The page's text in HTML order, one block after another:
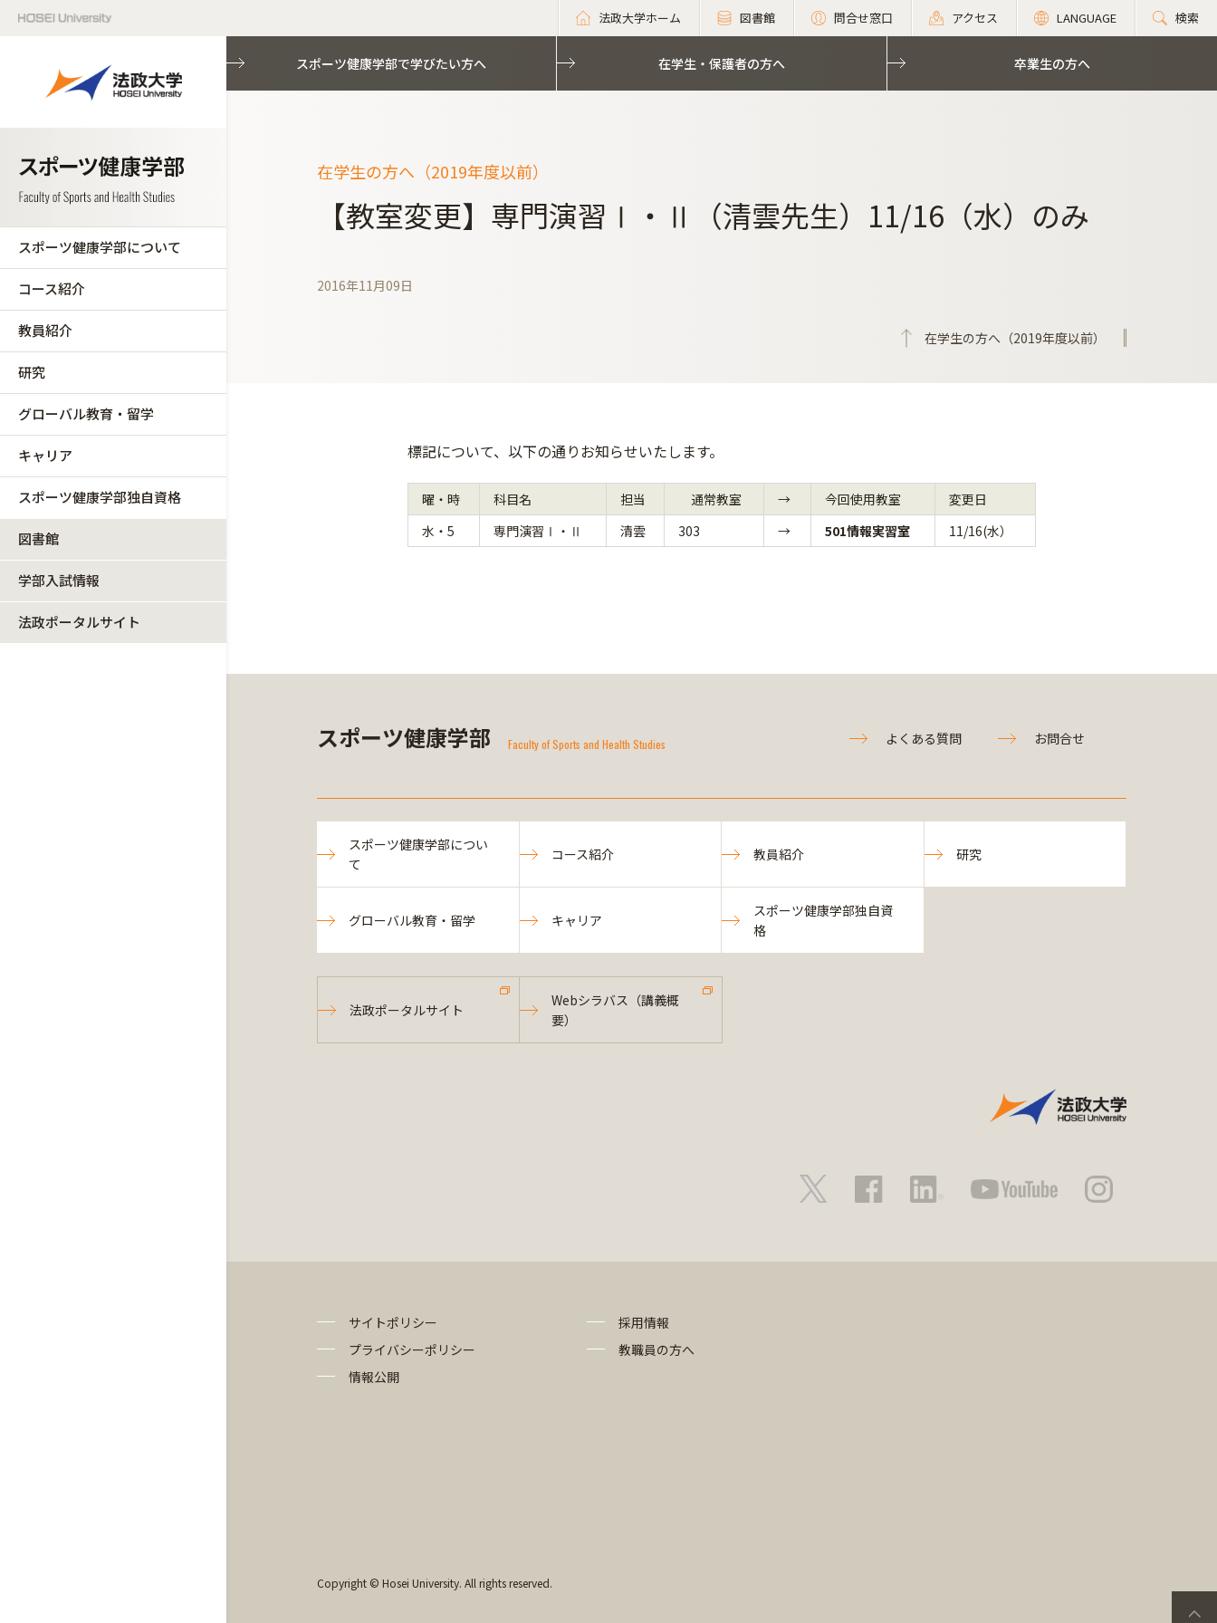
法政大学ホーム 図書館 問合せ窓口 アクセス LANGUAGE 検索
スポーツ健康学部について
コース紹介
教員紹介
研究
グローバル教育・留学
キャリア
スポーツ健康学部独自資格
図書館
学部入試情報
法政ポータルサイト
スポーツ健康学部で学びたい方へ 在学生・保護者の方へ 卒業生の方へ
在学生の方へ（2019年度以前）
【教室変更】専門演習Ⅰ・Ⅱ（清雲先生）11/16（水）のみ
2016年11月09日
在学生の方へ（2019年度以前）
標記について、以下の通りお知らせいたします。
曜・時 科目名 担当 通常教室 → 今回使用教室
変更日
水・5
専門演習Ⅰ・Ⅱ 清雲 303 → 501情報実習室 11/16(水）
スポーツ健康学部 Faculty of Sports and Health Studies よくある質問 お問合せ
スポーツ健康学部につい
て
コース紹介 教員紹介 研究
グローバル教育・留学 キャリア
スポーツ健康学部独自資
格
法政ポータルサイト
Webシラバス（講義概
要）
サイトポリシー
プライバシーポリシー
情報公開
採用情報
教職員の方へ
Copyright © Hosei University. All rights reserved.